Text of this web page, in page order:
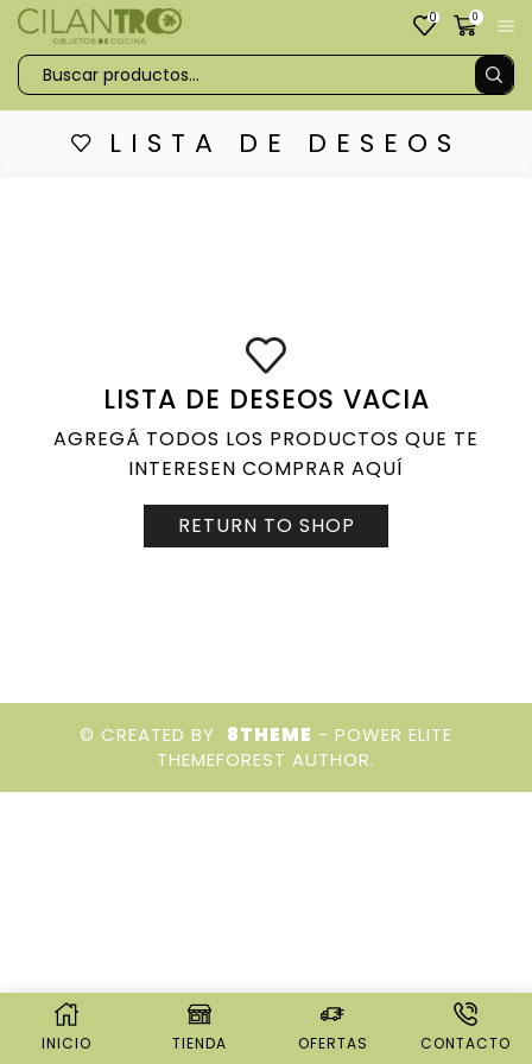
0 0
LISTA DE DESEOS
LISTA DE DESEOS VACIA
AGREGÁ TODOS LOS PRODUCTOS QUE TE
INTERESEN COMPRAR AQUÍ
RETURN TO SHOP
© CREATED BY 8THEME - POWER ELITE
THEMEFOREST AUTHOR.
INICIO TIENDA OFERTAS CONTACTO